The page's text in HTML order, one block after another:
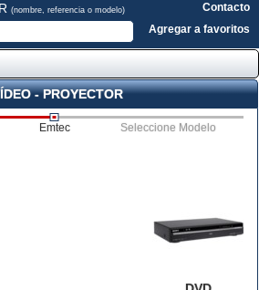
(nombre, referencia o modelo)
Contacto
Agregar a favoritos
- PROYECTOR
Emtec Seleccione Modelo